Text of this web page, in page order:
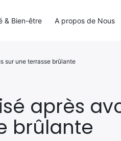
après
brûlante
sur une terrasse brûlante
& Bien-être A propos de Nous